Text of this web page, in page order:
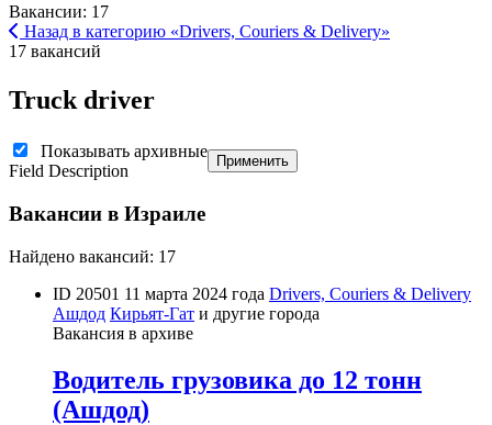
Вакансии: 17
Назад в категорию «Drivers, Couriers & Delivery»
17 вакансий
Truck driver
Показывать архивные
Field Description
Применить
Вакансии в Израиле
Найдено вакансий: 17
ID 20501 11 марта 2024 года Drivers, Couriers & Delivery
Ашдод Кирьят-Гат и другие города
Вакансия в архиве
Водитель грузовика до 12 тонн
(Ашдод)